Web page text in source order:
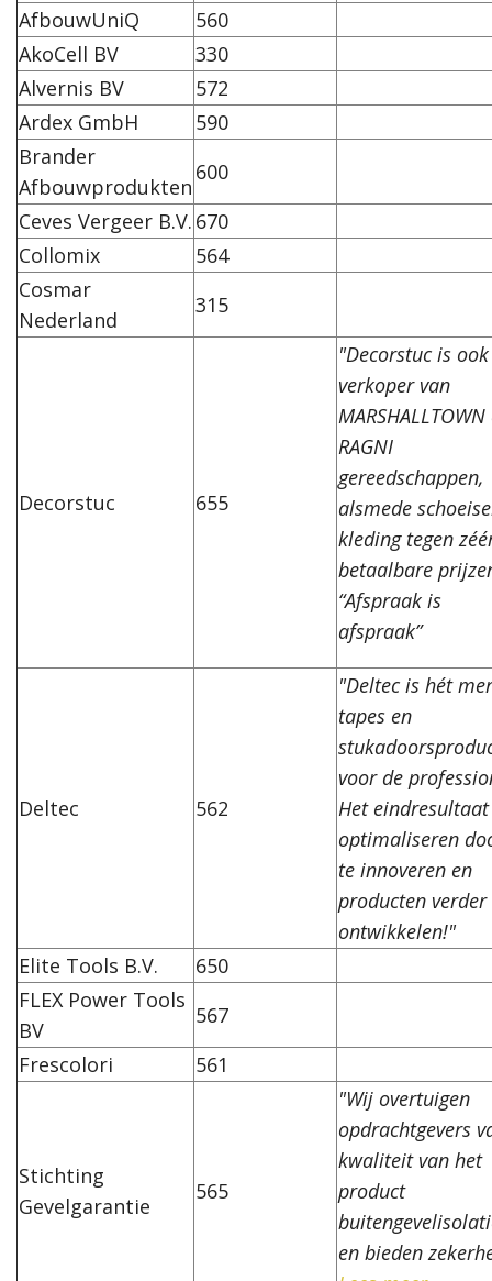
AfbouwUniQ
560
AkoCell BV
330
Alvernis BV
572
Ardex GmbH
590
Brander
Afbouwprodukten
600
Ceves Vergeer B.V. 670
Collomix
564
Cosmar
Nederland
315
Decorstuc 655
"Decorstuc is ook
verkoper van
RAGNI
gereedschappen,
alsmede
kleding tegen
betaalbare
“Afspraak is
afspraak”
Deltec 562
"Deltec is hét
tapes en
voor de
Het eindresultaat
optimaliseren
te innoveren en
producten verder
ontwikkelen!"
Elite Tools B.V.
650
FLEX Power Tools
BV
567
Frescolori
561
Stichting
Gevelgarantie
565
"Wij overtuigen
opdrachtgevers
kwaliteit van het
product
en bieden